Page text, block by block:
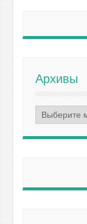
Архивы
Архивы